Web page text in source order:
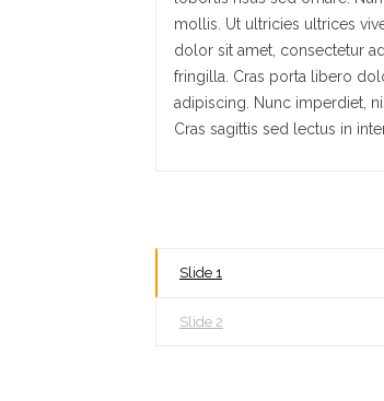
mollis. Ut ultricies ultrices
dolor sit amet, consectetur
fringilla. Cras porta libero
adipiscing. Nunc imperdiet,
Cras sagittis sed lectus in
Slide 1
Slide 2